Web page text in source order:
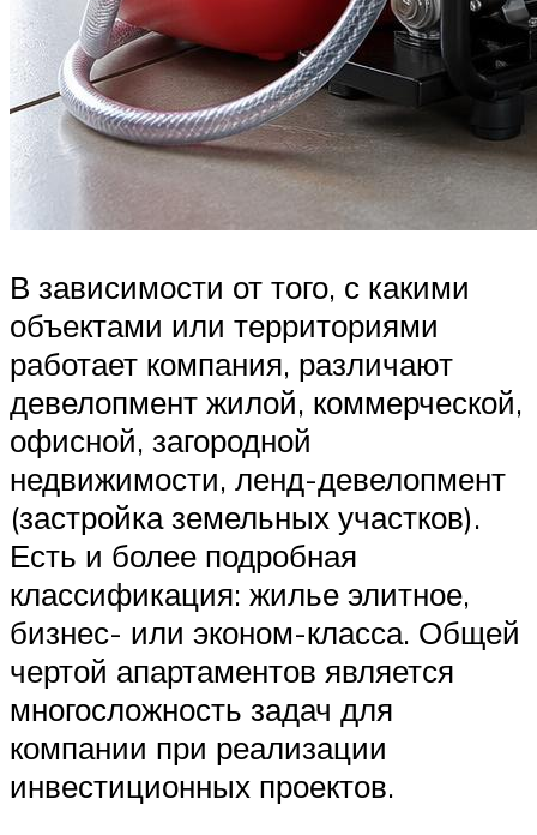
В зависимости от того, с какими
объектами или территориями
работает компания, различают
девелопмент жилой, коммерческой,
офисной, загородной
недвижимости, ленд-девелопмент
(застройка земельных участков).
Есть и более подробная
классификация: жилье элитное,
бизнес- или эконом-класса. Общей
чертой апартаментов является
многосложность задач для
компании при реализации
инвестиционных проектов.